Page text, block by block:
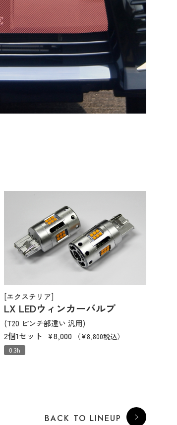
[エクステリア]
LX LEDウィンカーバルブ
(T20 ピンチ部違い 汎用)
2個1セット ¥8,000 （¥8,800税込）
0.3h
BACK TO LINEUP